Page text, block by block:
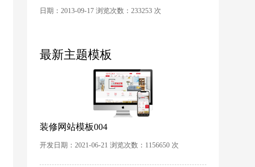
日期：2013-09-17 浏览次数：233253 次
最新主题模板
装修网站模板004
开发日期：2021-06-21 浏览次数：1156650 次